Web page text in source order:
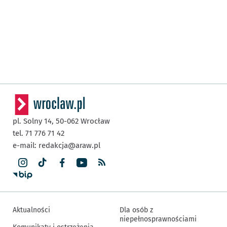
pl. Solny 14, 50-062 Wrocław
tel. 71 776 71 42
e-mail: redakcja@araw.pl
Aktualności
Dla osób z
niepełnosprawnościami